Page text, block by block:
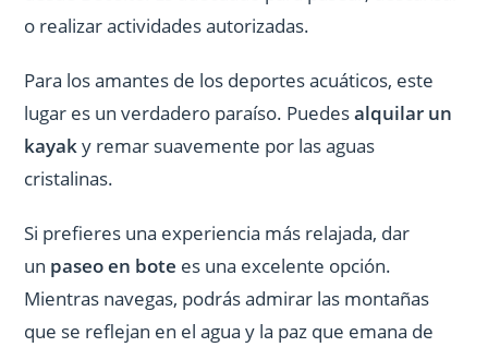
o realizar actividades autorizadas.
Para los amantes de los deportes acuáticos, este
lugar es un verdadero paraíso. Puedesalquilar un
kayaky remar suavemente por las aguas
cristalinas.
Si prefieres una experiencia más relajada, dar
un paseo en bote es una excelente opción.
Mientras navegas, podrás admirar las montañas
que se reflejan en el agua y la paz que emana de